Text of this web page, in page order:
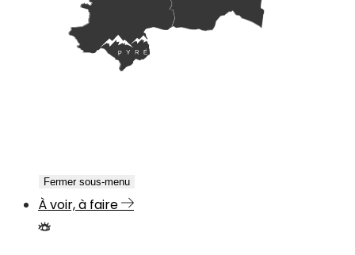
Fermer sous-menu
À voir, à faire